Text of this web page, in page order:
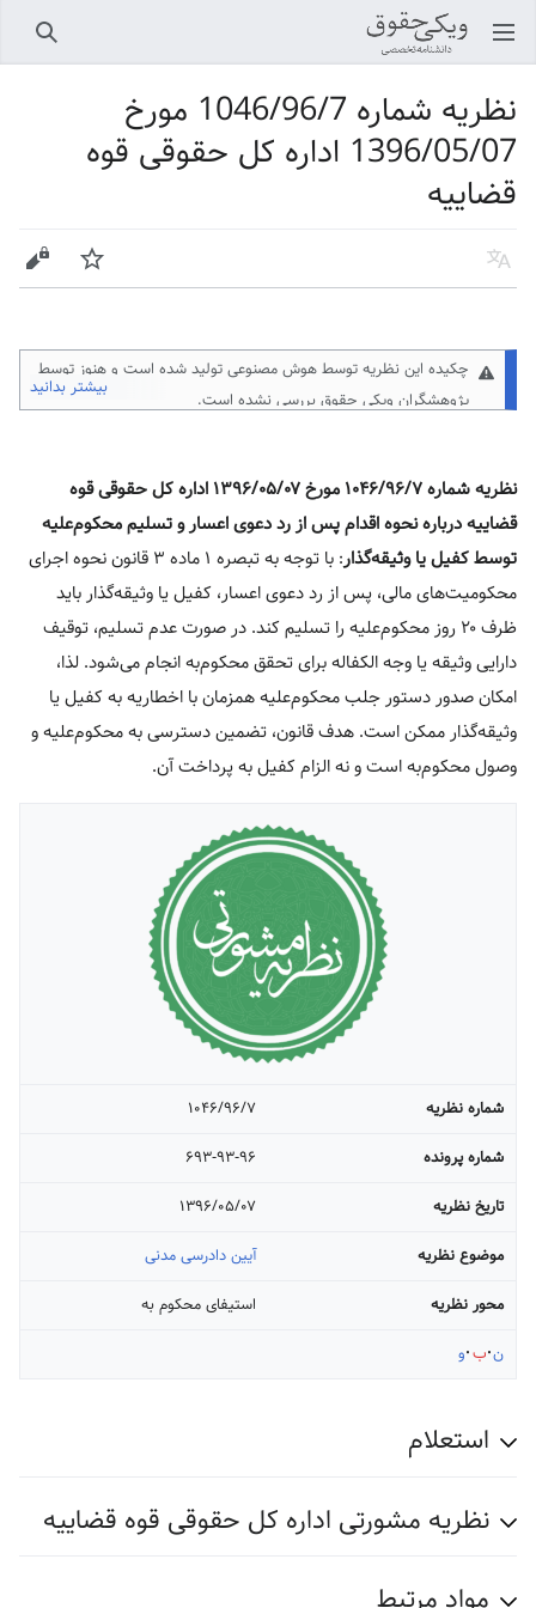
باز کردن منو اصلی جستجو
نظریه شماره 1046/96/7 مورخ
1396/05/07 اداره کل حقوقی قوه
قضاییه
زبان پیگیری ویرایش
بیشتر بدانید
چکیده این نظریه توسط هوش مصنوعی تولید شده است و هنوز توسط
پژوهشگران ویکی حقوقبررسی نشده است.
نظریه شماره ۱۰۴۶/۹۶/۷ مورخ ۱۳۹۶/۰۵/۰۷ اداره کل حقوقی قوه
قضاییه درباره نحوه اقدام پس از رد دعوی اعسار و تسلیم محکوم‌علیه
توسط کفیل یا وثیقه‌گذار
: با توجه به تبصره ۱ ماده ۳ قانون نحوه اجرای
محکومیت‌های مالی، پس از رد دعوی اعسار، کفیل یا وثیقه‌گذار باید
ظرف ۲۰ روز محکوم‌علیه را تسلیم کند. در صورت عدم تسلیم، توقیف
دارایی وثیقه یا وجه الکفاله برای تحقق محکوم‌به انجام می‌شود. لذا،
امکان صدور دستور جلب محکوم‌علیه همزمان با اخطاریه به کفیل یا
وثیقه‌گذار ممکن است. هدف قانون، تضمین دسترسی به محکوم‌علیه و
وصول محکوم‌به است و نه الزام کفیل به پرداخت آن.
شماره نظریه
۱۰۴۶/۹۶/۷
شماره پرونده
۶۹۳-۹۳-۹۶
تاریخ نظریه
۱۳۹۶/۰۵/۰۷
موضوع نظریه
آیین دادرسی مدنی
محور نظریه
استیفای محکوم به
ن ب و
استعلام
نظریه مشورتی اداره کل حقوقی قوه قضاییه